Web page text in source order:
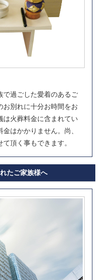
で過ごした愛着のあるご
お別れに十分お時間をお
は火葬料金に含まれてい
はかかりません。尚、
頂く事もできます。
たご家族様へ